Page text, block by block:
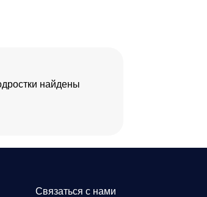
найдены
Связаться с нами